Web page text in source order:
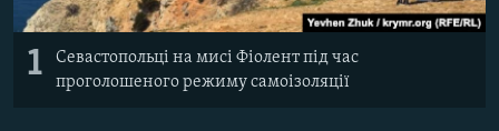
1
Севастопольці на мисі Фіолент під час
проголошеного режиму самоізоляції